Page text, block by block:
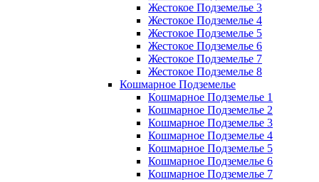
Жестокое Подземелье 3
Жестокое Подземелье 4
Жестокое Подземелье 5
Жестокое Подземелье 6
Жестокое Подземелье 7
Жестокое Подземелье 8
Кошмарное Подземелье
Кошмарное Подземелье 1
Кошмарное Подземелье 2
Кошмарное Подземелье 3
Кошмарное Подземелье 4
Кошмарное Подземелье 5
Кошмарное Подземелье 6
Кошмарное Подземелье 7